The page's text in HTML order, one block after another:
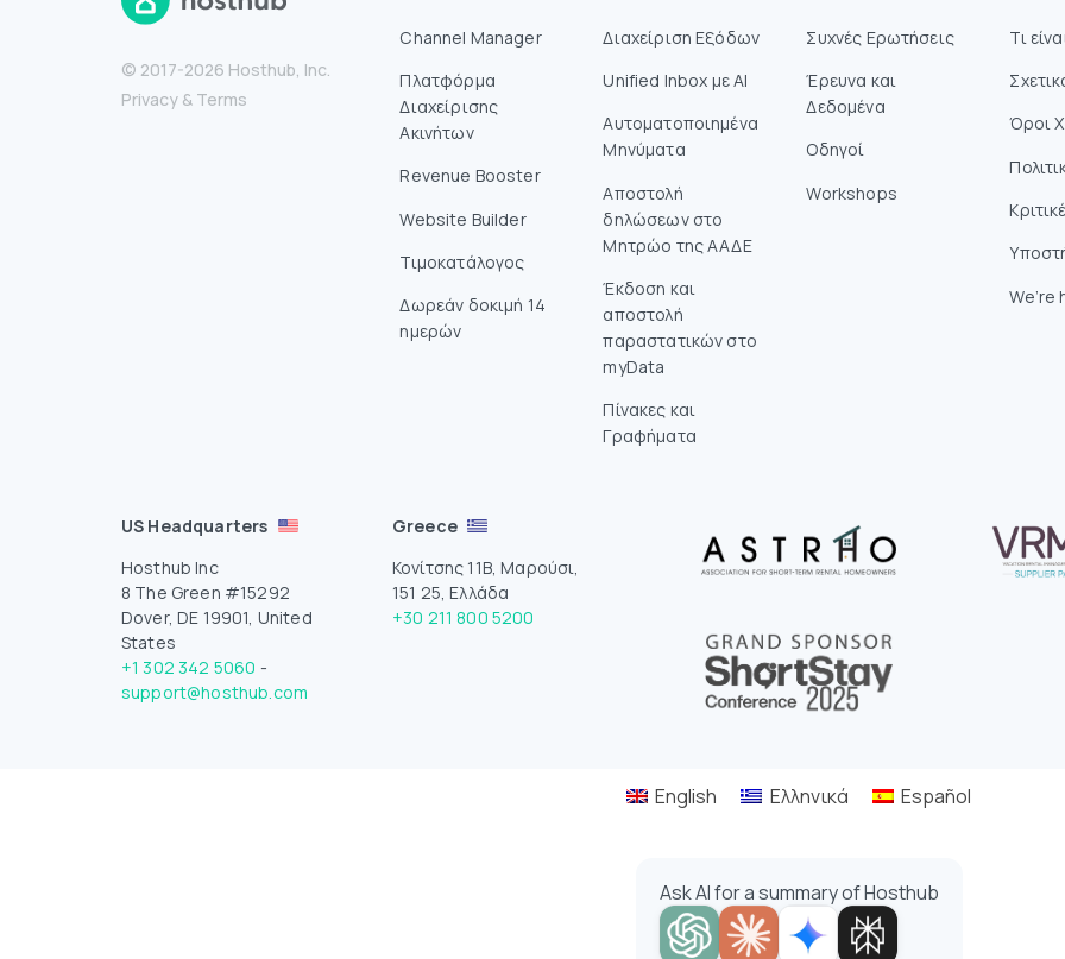
© 2017-2026 Hosthub, Inc.
Privacy & Terms
Channel Manager
Πλατφόρμα
Διαχείρισης
Ακινήτων
Revenue Booster
Website Builder
Τιμοκατάλογος
Δωρεάν δοκιμή 14
ημερών
Διαχείριση Εξόδων
Unified Inbox με AI
Αυτοματοποιημένα
Μηνύματα
Aποστολή
δηλώσεων στο
Mητρώο της ΑΑΔΕ
Έκδοση και
αποστολή
παραστατικών στο
myData
Πίνακες και
Γραφήματα
Συχνές Ερωτήσεις
Έρευνα και
Δεδομένα
Οδηγοί
Workshops
Τι
Όροι
We’re
US Headquarters
Hosthub Inc
8 The Green #15292
Dover, DE 19901, United
States
+1 302 342 5060 -
support@hosthub.com
Greece
Κονίτσης 11Β, Μαρούσι,
151 25, Ελλάδα
+30 211 800 5200
English Ελληνικά Español
Ask AI for a summary of Hosthub